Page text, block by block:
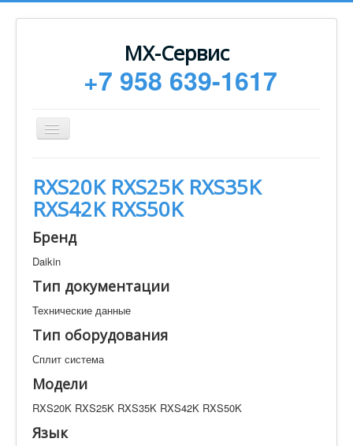
МХ-Сервис
+7 958 639-1617
Toggle
Navigation
Монтаж
Сервисное обслуживание
Техническая документация
Контакты
Техническая документация
RXS20K RXS25K RXS35K RXS42K RXS50K
Искать
RXS20K RXS25K RXS35K
RXS42K RXS50K
Бренд
Daikin
Тип документации
Технические данные
Тип оборудования
Сплит система
Модели
RXS20K RXS25K RXS35K RXS42K RXS50K
Язык